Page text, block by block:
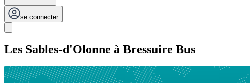
se connecter
Les Sables-d'Olonne à Bressuire Bus